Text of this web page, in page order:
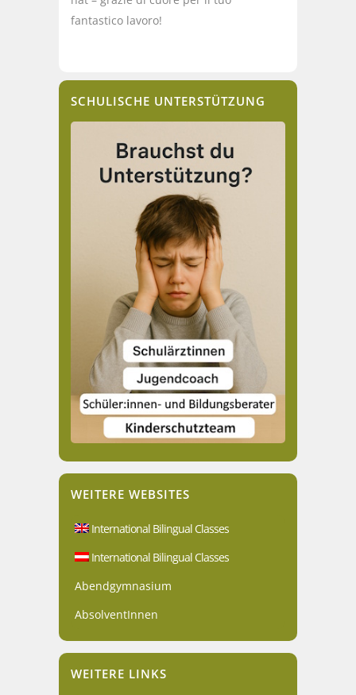
fantastico lavoro!
SCHULISCHE UNTERSTÜTZUNG
WEITERE WEBSITES
International Bilingual Classes
International Bilingual Classes
Abendgymnasium
AbsolventInnen
WEITERE LINKS